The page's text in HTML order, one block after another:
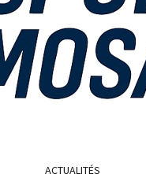
ACTUALITÉS